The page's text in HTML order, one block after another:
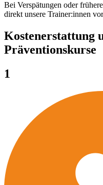
Bei Verspätungen oder
direkt unsere Trainer:innen
Kostenerstattung
Präventionskurse
1